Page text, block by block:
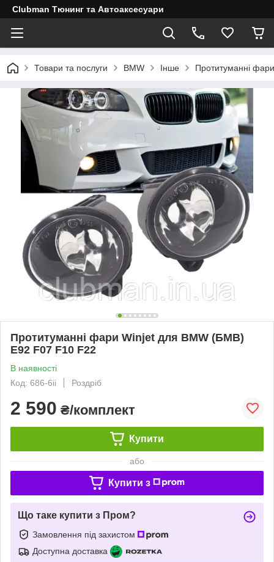
Clubman Тюнинг та Автоаксесуари
Товари та послуги BMW Інше Протитуманні фари
Протитуманні фари Winjet для BMW (БМВ)
E92 F07 F10 F22
В наявності
Код: 686-6ii
Роздріб
2 590 ₴/комплект
Купити
або
Купити з
Що таке купити з Пром?
Замовлення під захистом
Доступна доставка